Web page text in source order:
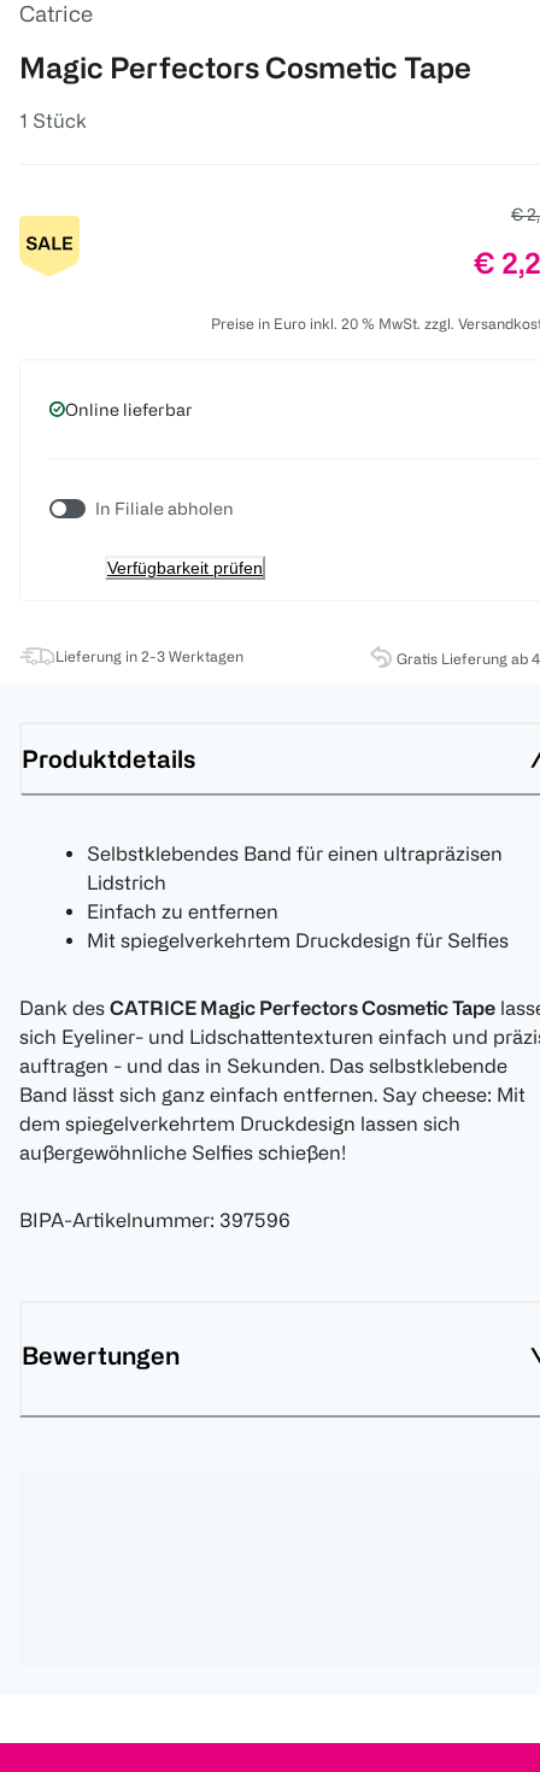
Catrice
Magic Perfectors Cosmetic Tape
1 Stück
€
€
Preise in Euro inkl. 20 % MwSt. zzgl.
Online lieferbar
In Filiale abholen
Verfügbarkeit prüfen
Lieferung in 2-3 Werktagen Gratis Lieferung ab
Produktdetails
Selbstklebendes Band für einen ultrapräzisen
Lidstrich
Einfach zu entfernen
Mit spiegelverkehrtem Druckdesign für Selfies
Dank des CATRICE Magic Perfectors Cosmetic Tape
sich Eyeliner- und Lidschattentexturen einfach und
auftragen - und das in Sekunden. Das selbstklebende
Band lässt sich ganz einfach entfernen. Say cheese: Mit
dem spiegelverkehrtem Druckdesign lassen sich
außergewöhnliche Selfies schießen!
BIPA-Artikelnummer: 397596
Bewertungen